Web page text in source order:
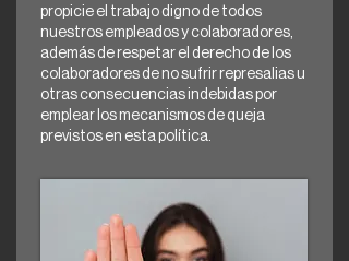
propicie el trabajo digno de todos
nuestros empleados y colaboradores,
además de respetar el derecho de los
colaboradores de no sufrir represalias u
otras consecuencias indebidas por
emplear los mecanismos de queja
previstos en esta política.